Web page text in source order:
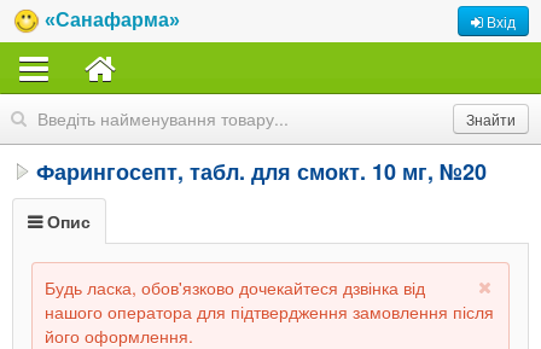
«Санафарма» Вхід
Фарингосепт, табл. для смокт. 10 мг, №20
Опис
Будь ласка, обов'язково дочекайтеся дзвінка від
нашого оператора для підтвердження замовлення після
його оформлення.